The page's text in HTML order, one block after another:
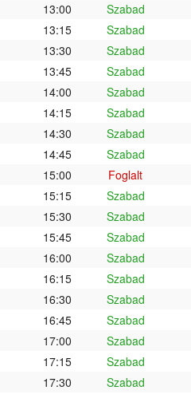
13:00
Szabad
13:15
Szabad
13:30
Szabad
13:45
Szabad
14:00
Szabad
14:15
Szabad
14:30
Szabad
14:45
Szabad
15:00
Foglalt
15:15
Szabad
15:30
Szabad
15:45
Szabad
16:00
Szabad
16:15
Szabad
16:30
Szabad
16:45
Szabad
17:00
Szabad
17:15
Szabad
17:30
Szabad